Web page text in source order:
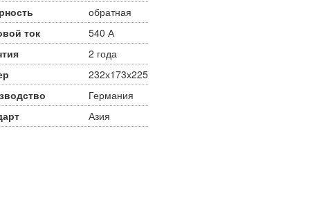
обратная
ток
540 А
2 года
232х173х225
Германия
Азия